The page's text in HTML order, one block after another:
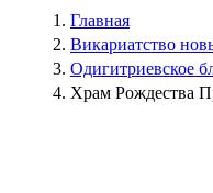
Главная
Викариатство
Одигитриевское
Храм Рождества